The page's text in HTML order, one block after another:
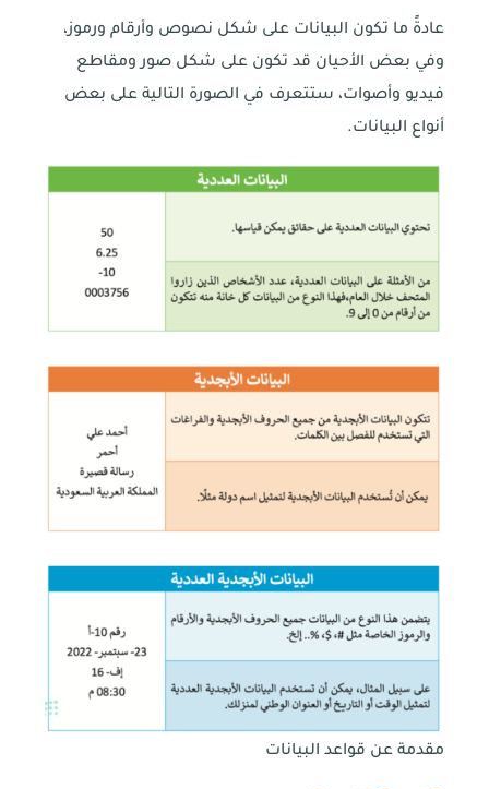
عادةً ما تكون البيانات على شكل نصوص وأرقام ورموز،
وفي بعض الأحيان قد تكون على شكل صور ومقاطع
فيديو وأصوات، ستتعرف في الصورة التالية على بعض
أنواع البيانات.
مقدمة عن قواعد البيانات